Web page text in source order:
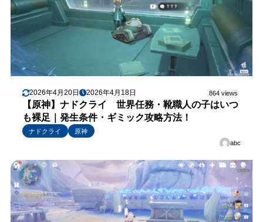
2026年4月20日 2026年4月18日 864 views
【原神】ナドクライ 世界任務・靴職人の子はいつ
も裸足｜発生条件・ギミック攻略方法！
ナドクライ
原神
abc